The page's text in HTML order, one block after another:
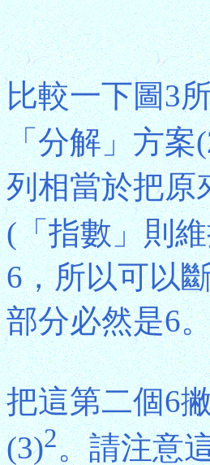
比較一下圖3
「分解」方案
列相當於把原
(「指數」則
6，所以可以
部分必然是6
把這第二個6
(3)2。請注意